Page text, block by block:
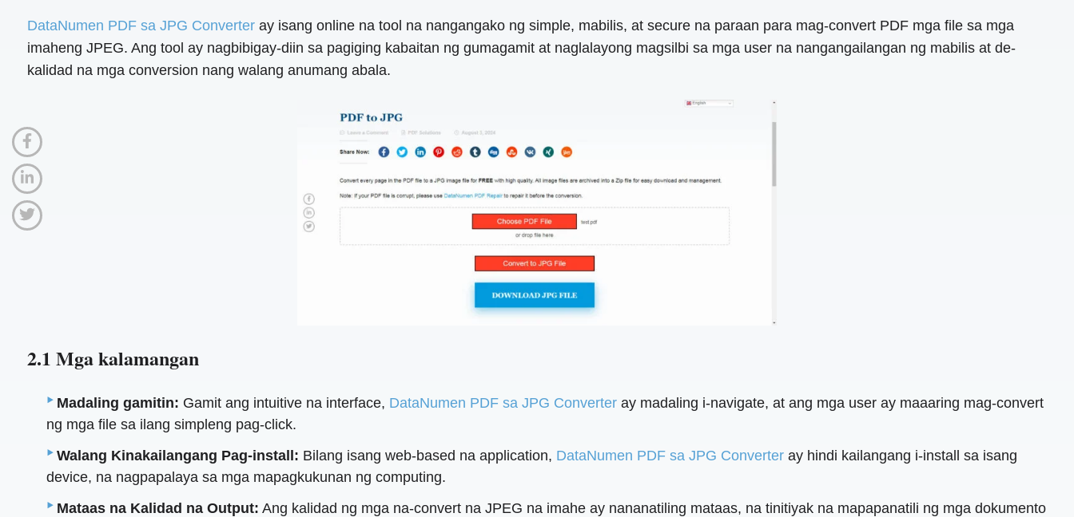
DataNumen PDF sa JPG Converteray isang online na tool na nangangako ng simple, mabilis, at secure na paraan para mag-convert PDF mga file sa mga
imaheng JPEG. Ang tool ay nagbibigay-diin sa pagiging kabaitan ng gumagamit at naglalayong magsilbi sa mga user na nangangailangan ng mabilis at de-
kalidad na mga conversion nang walang anumang abala.
2.1 Mga kalamangan
Madaling gamitin: Gamit ang intuitive na interface, DataNumen PDF sa JPG Converter ay madaling i-navigate, at ang mga user ay maaaring mag-convert
ng mga file sa ilang simpleng pag-click.
Walang Kinakailangang Pag-install: Bilang isang web-based na application, DataNumen PDF sa JPG Converter ay hindi kailangang i-install sa isang
device, na nagpapalaya sa mga mapagkukunan ng computing.
Mataas na Kalidad na Output: Ang kalidad ng mga na-convert na JPEG na imahe ay nananatiling mataas, na tinitiyak na mapapanatili ng mga dokumento